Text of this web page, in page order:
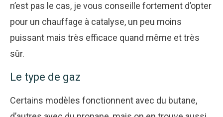
n’est pas le cas, je vous conseille fortement d’opter
pour un chauffage à catalyse, un peu moins
puissant mais très efficace quand même et très
sûr.
Le type de gaz
Certains modèles fonctionnent avec du butane,